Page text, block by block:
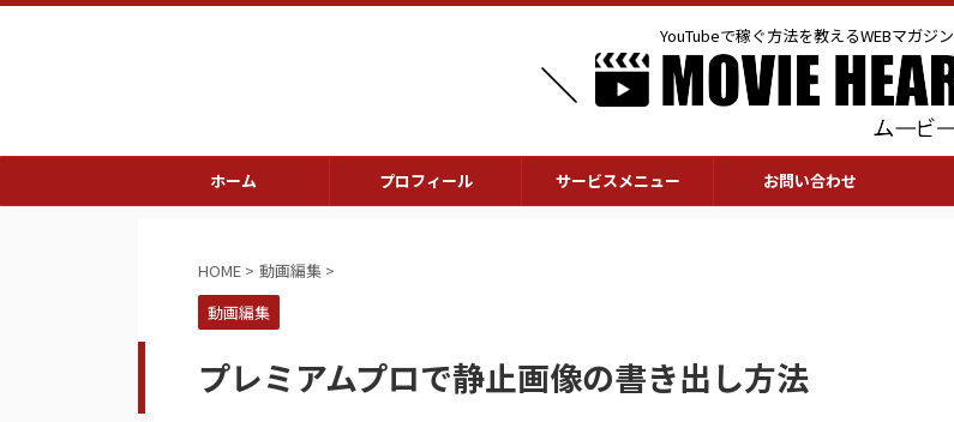
YouTubeで稼ぐ方法を教えるWEBマガジン
ホーム プロフィール サービスメニュー お問い合わせ
HOME > 動画編集 >
動画編集
プレミアムプロで静止画像の書き出し方法